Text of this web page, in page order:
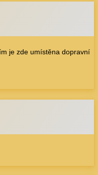
je zde umístěna dopravní